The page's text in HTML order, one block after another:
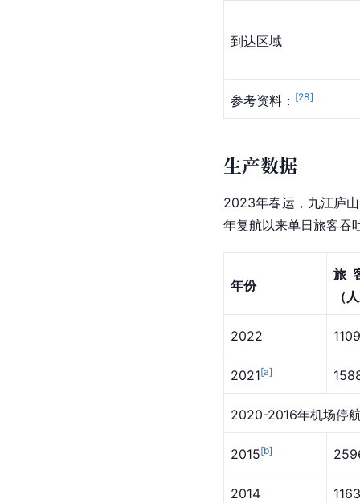
到达区域
参考资料： [28]
生产数据
2023年春运，九江庐
年复航以来单日旅客吞
年份
旅
（
2022
2021[a]
2020-2016年机场停
2015[b]
2014